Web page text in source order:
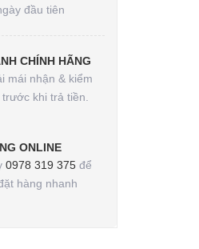
đầu tiên
CHÍNH HÃNG
mái nhận & kiểm
khi trả tiền.
ONLINE
0978 319 375để
hàng nhanh